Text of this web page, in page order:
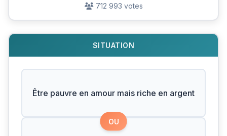
712 993 votes
SITUATION
Être pauvre en amour mais riche en argent
OU